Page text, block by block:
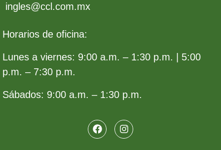
ingles@ccl.com.mx
Horarios de oficina:
Lunes a viernes: 9:00 a.m. – 1:30 p.m. | 5:00
p.m. – 7:30 p.m.
Sábados: 9:00 a.m. – 1:30 p.m.